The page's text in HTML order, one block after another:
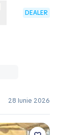
DEALER
28 Iunie 2026